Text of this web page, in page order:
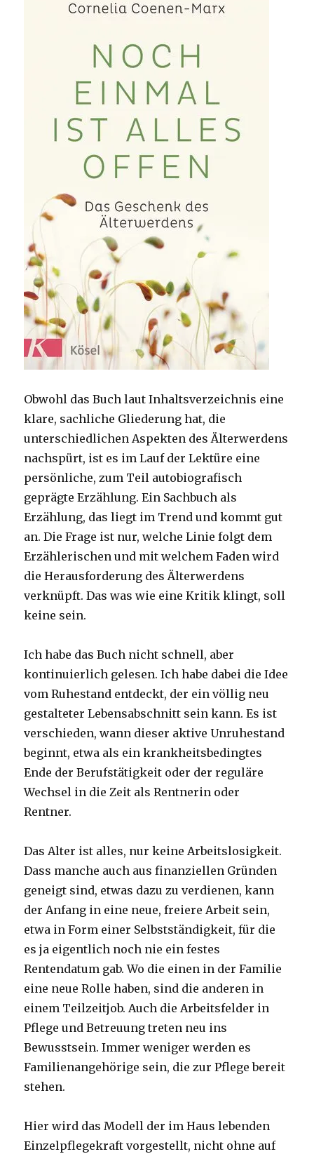
Obwohl das Buch laut Inhaltsverzeichnis eine
klare, sachliche Gliederung hat, die
unterschiedlichen Aspekten des Älterwerdens
nachspürt, ist es im Lauf der Lektüre eine
persönliche, zum Teil autobiografisch
geprägte Erzählung. Ein Sachbuch als
Erzählung, das liegt im Trend und kommt gut
an. Die Frage ist nur, welche Linie folgt dem
Erzählerischen und mit welchem Faden wird
die Herausforderung des Älterwerdens
verknüpft. Das was wie eine Kritik klingt, soll
keine sein.
Ich habe das Buch nicht schnell, aber
kontinuierlich gelesen. Ich habe dabei die Idee
vom Ruhestand entdeckt, der ein völlig neu
gestalteter Lebensabschnitt sein kann. Es ist
verschieden, wann dieser aktive Unruhestand
beginnt, etwa als ein krankheitsbedingtes
Ende der Berufstätigkeit oder der reguläre
Wechsel in die Zeit als Rentnerin oder
Rentner.
Das Alter ist alles, nur keine Arbeitslosigkeit.
Dass manche auch aus finanziellen Gründen
geneigt sind, etwas dazu zu verdienen, kann
der Anfang in eine neue, freiere Arbeit sein,
etwa in Form einer Selbstständigkeit, für die
es ja eigentlich noch nie ein festes
Rentendatum gab. Wo die einen in der Familie
eine neue Rolle haben, sind die anderen in
einem Teilzeitjob. Auch die Arbeitsfelder in
Pflege und Betreuung treten neu ins
Bewusstsein. Immer weniger werden es
Familienangehörige sein, die zur Pflege bereit
stehen.
Hier wird das Modell der im Haus lebenden
Einzelpflegekraft vorgestellt, nicht ohne auf